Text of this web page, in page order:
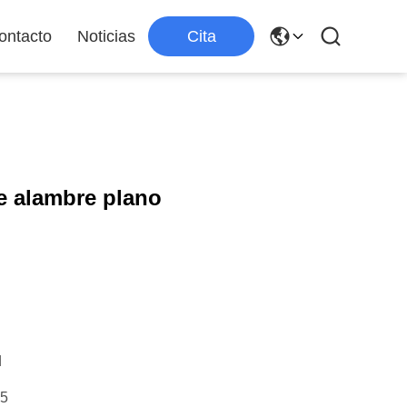
Noticias Cita
alambre plano